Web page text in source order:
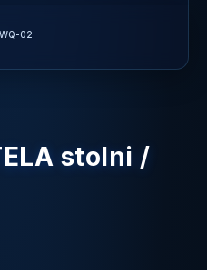
02
stolni /